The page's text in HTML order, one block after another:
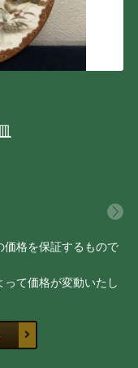
格を保証するもので
て価格が変動いたし